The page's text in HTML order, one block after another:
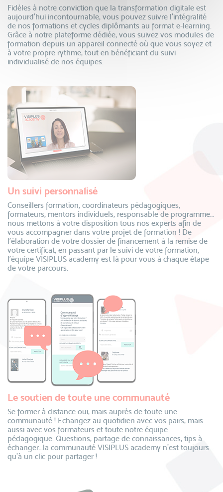
Fidèles à notre conviction que la transformation digitale est
aujourd’hui incontournable, vous pouvez suivre l’intégralité
de nos formations et cycles diplômants au format e-learning.
Grâce à notre plateforme dédiée, vous suivez vos modules de
formation depuis un appareil connecté où que vous soyez et
à votre propre rythme, tout en bénéficiant du suivi
individualisé de nos équipes.
Un suivi personnalisé
Conseillers formation, coordinateurs pédagogiques,
formateurs, mentors individuels, responsable de programme…
nous mettons à votre disposition tous nos experts afin de
vous accompagner dans votre projet de formation ! De
l’élaboration de votre dossier de financement à la remise de
votre certificat, en passant par le suivi de votre formation,
l’équipe VISIPLUS academy est là pour vous à chaque étape
de votre parcours.
Le soutien de toute une communauté
Se former à distance oui, mais auprès de toute une
communauté ! Echangez au quotidien avec vos pairs, mais
aussi avec vos formateurs et toute notre équipe
pédagogique. Questions, partage de connaissances, tips à
échanger…la communauté VISIPLUS academy n’est toujours
qu’à un clic pour partager !